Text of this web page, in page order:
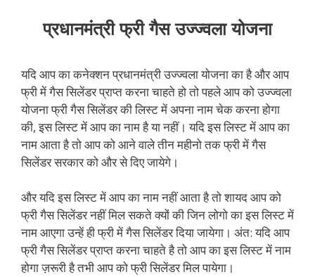
प्रधानमंत्री फ्री गैस उज्ज्वला योजना
यदि आप का कनेक्शन प्रधानमंत्री उज्ज्वला योजना का है और आप
फ्री में गैस सिलेंडर प्राप्त करना चाहते हो तो पहले आप को उज्ज्वला
योजना फ्री गैस सिलेंडर की लिस्ट में अपना नाम चेक करना होगा
की, इस लिस्ट में आप का नाम है या नहीं। यदि इस लिस्ट में आप का
नाम आता है तो आप को आने वाले तीन महीनो तक फ्री में गैस
सिलेंडर सरकार को और से दिए जायेगे।
और यदि इस लिस्ट में आप का नाम नहीं आता है तो शायद आप को
फ्री गैस सिलेंडर नहीं मिल सकते क्यों की जिन लोगो का इस लिस्ट में
नाम आएगा उन्हें ही फ्री में गैस सिलेंडर दिया जायेगा। अंत: यदि आप
फ्री गैस सिलेंडर प्राप्त करना चाहते है तो आप का इस लिस्ट में नाम
होगा ज़रूरी है तभी आप को फ्री सिलेंडर मिल पायेगा।